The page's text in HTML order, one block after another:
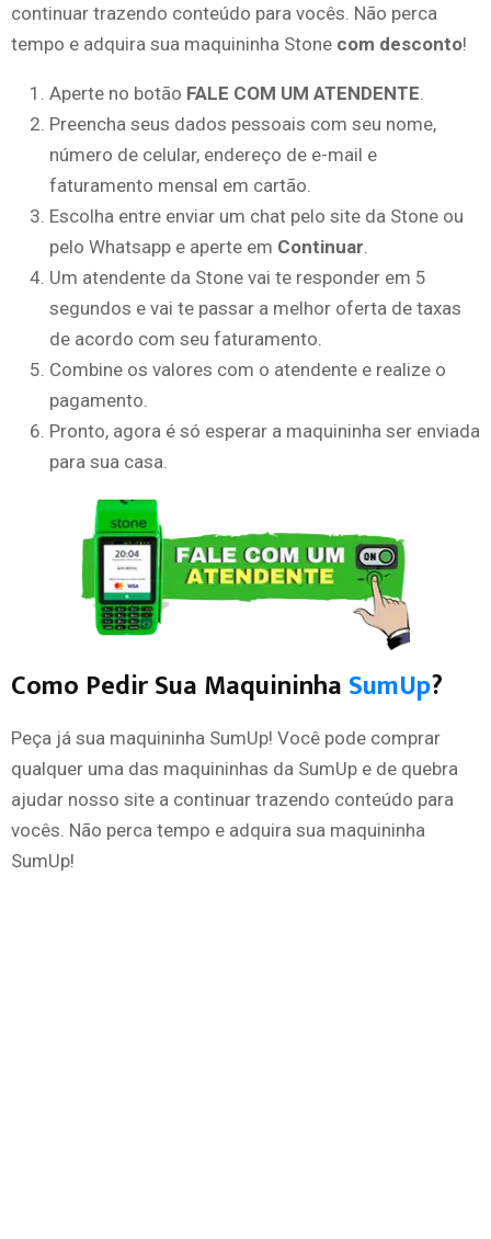
continuar trazendo conteúdo para vocês. Não perca
tempo e adquira sua maquininha Stone com desconto!
Aperte no botão FALE COM UM ATENDENTE
Preencha seus dados pessoais com seu nome,
número de celular, endereço de e-mail e
faturamento mensal em cartão.
Escolha entre enviar um chat pelo site da Stone ou
pelo Whatsapp e aperte em Continuar
Um atendente da Stone vai te responder em 5
segundos e vai te passar a melhor oferta de taxas
de acordo com seu faturamento.
Combine os valores com o atendente e realize o
pagamento.
Pronto, agora é só esperar a maquininha ser enviada
para sua casa.
Como Pedir Sua Maquininha SumUp?
Peça já sua maquininha SumUp! Você pode comprar
qualquer uma das maquininhas da SumUp e de quebra
ajudar nosso site a continuar trazendo conteúdo para
vocês. Não perca tempo e adquira sua maquininha
SumUp!